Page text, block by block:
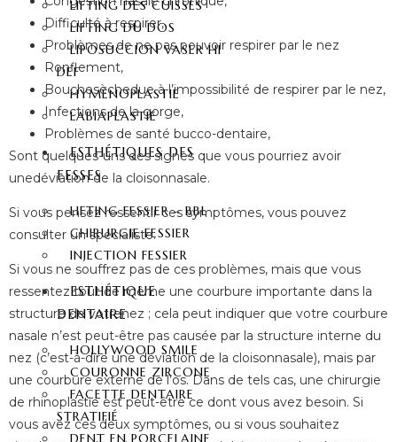
LIFTING DES CUISSES
LIFTING DU DOS
LIPOSUCCION VASER HI
DEF
HYMÉNOPLASTIE
LABIAPLASTIE
ESTHÉTIQUES DES
FESSES
LIFTING FESSIER – BBL
CHIRURGIE FESSIER
INJECTION FESSIER
ESTHÉTIQUE
DENTAIRE
HOLLYWOOD SMILE
COURONNE ZIRCONE
FACETTE DENTAIRE
STRATIFIÉ
DENT EN PORCELAINE
Difficulté à respirer,
Problèmes de ne pas pouvoir respirer par le nez
Ronflement,
Bouchesèchedue à l’impossibilité de respirer par le nez,
Infections de la gorge,
Problèmes de santé bucco-dentaire,
Sont quelques-uns des signes que vous pourriez avoir
unedéviation de la cloisonnasale.
Si vous pensez ressentir ces symptômes, vous pouvez
consulter un spécialiste.
Si vous ne souffrez pas de ces problèmes, mais que vous
ressentez tout de même une courbure importante dans la
structure de votrenez ; cela peut indiquer que votre courbure
nasale n’est peut-être pas causée par la structure interne du
nez (c’est-à-dire une déviation de la cloisonnasale), mais par
une courbure externe de l’os. Dans de tels cas, une chirurgie
de rhinoplastie est peut-être ce dont vous avez besoin. Si
vous avez ces deux symptômes, ou si vous souhaitez